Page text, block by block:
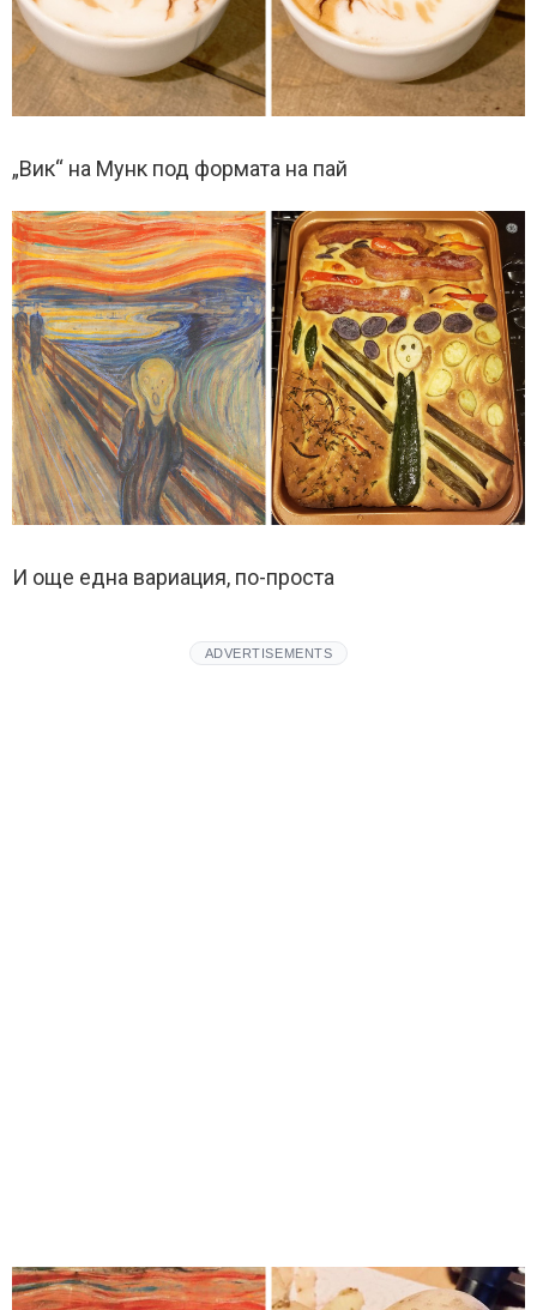
„Вик“ на Мунк под формата на пай
И още една вариация, по-проста
ADVERTISEMENTS